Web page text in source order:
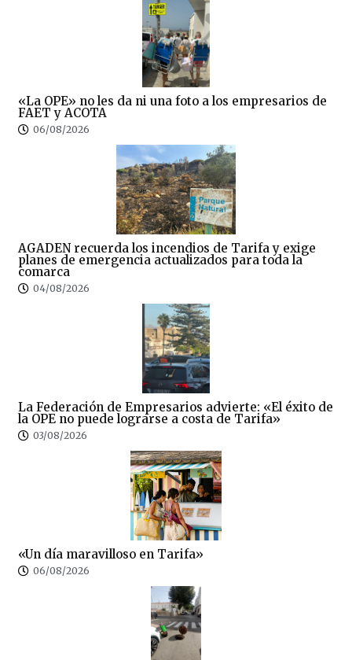
«La OPE» no les da ni una foto a los empresarios de
FAET y ACOTA
06/08/2026
AGADEN recuerda los incendios de Tarifa y exige
planes de emergencia actualizados para toda la
comarca
04/08/2026
La Federación de Empresarios advierte: «El éxito de
la OPE no puede lograrse a costa de Tarifa»
03/08/2026
«Un día maravilloso en Tarifa»
06/08/2026